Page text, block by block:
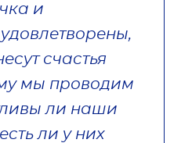
и
счастья
мы проводим
ли наши
ли у них